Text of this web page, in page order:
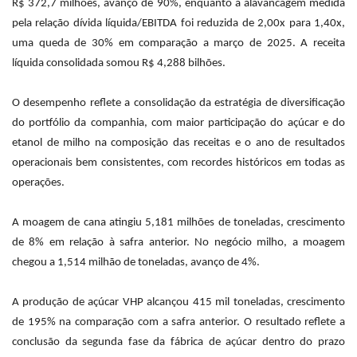
R$ 372,7 milhões, avanço de 90%, enquanto a alavancagem medida
pela relação dívida líquida/EBITDA foi reduzida de 2,00x para 1,40x,
uma queda de 30% em comparação a março de 2025. A receita
líquida consolidada somou R$ 4,288 bilhões.
O desempenho reflete a consolidação da estratégia de diversificação
do portfólio da companhia, com maior participação do açúcar e do
etanol de milho na composição das receitas e o ano de resultados
operacionais bem consistentes, com recordes históricos em todas as
operações.
A moagem de cana atingiu 5,181 milhões de toneladas, crescimento
de 8% em relação à safra anterior. No negócio milho, a moagem
chegou a 1,514 milhão de toneladas, avanço de 4%.
A produção de açúcar VHP alcançou 415 mil toneladas, crescimento
de 195% na comparação com a safra anterior. O resultado reflete a
conclusão da segunda fase da fábrica de açúcar dentro do prazo